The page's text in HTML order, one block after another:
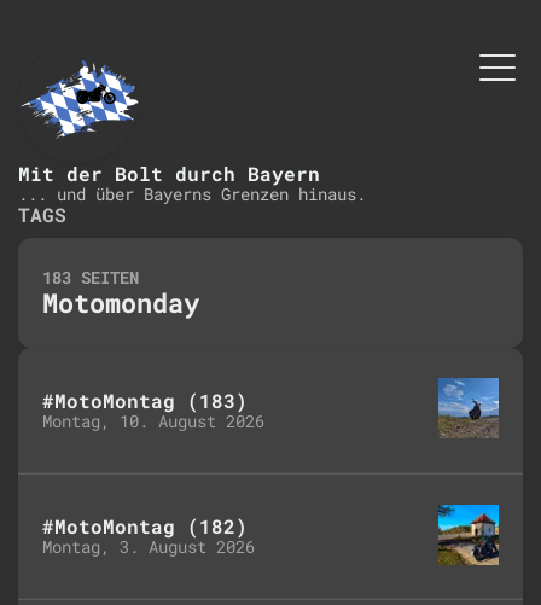
Mit der Bolt durch Bayern
... und über Bayerns Grenzen hinaus.
TAGS
183 SEITEN
Motomonday
#MotoMontag (183)
Montag, 10. August 2026
#MotoMontag (182)
Montag, 3. August 2026